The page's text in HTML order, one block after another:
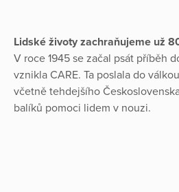
Lidské životy zachraňujeme už
V roce 1945 se začal psát příběh
vznikla CARE. Ta poslala do
včetně tehdejšího
balíků pomoci lidem v nouzi.